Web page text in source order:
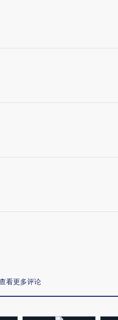
看更多评论